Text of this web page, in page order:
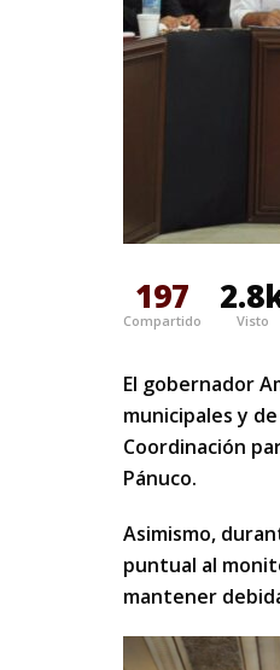
197
Compartido Visto
El gobernador
municipales y
Coordinación
Pánuco.
Asimismo,
puntual al
mantener